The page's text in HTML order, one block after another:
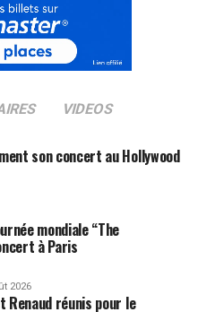
VIDEOS
son concert au Hollywood
mondiale “The
à Paris
2026
Renaud réunis pour le